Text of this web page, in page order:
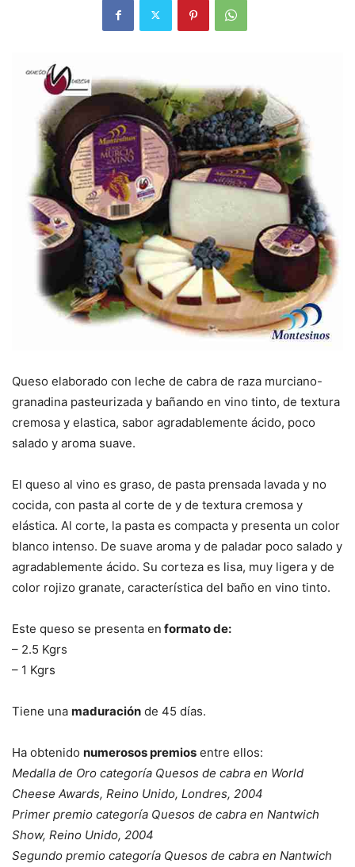
Queso elaborado con leche de cabra de raza murciano-
granadina pasteurizada y bañando en vino tinto, de textura
cremosa y elastica, sabor agradablemente ácido, poco
salado y aroma suave.
El queso al vino es graso, de pasta prensada lavada y no
cocida, con pasta al corte de y de textura cremosa y
elástica. Al corte, la pasta es compacta y presenta un color
blanco intenso. De suave aroma y de paladar poco salado y
agradablemente ácido. Su corteza es lisa, muy ligera y de
color rojizo granate, característica del baño en vino tinto.
Este queso se presenta en formato de:
– 2.5 Kgrs
– 1 Kgrs
Tiene una maduración de 45 días.
Ha obtenido numerosos premios entre ellos:
Medalla de Oro categoría Quesos de cabra en World
Cheese Awards, Reino Unido, Londres, 2004
Primer premio categoría Quesos de cabra en Nantwich
Show, Reino Unido, 2004
Segundo premio categoría Quesos de cabra en Nantwich